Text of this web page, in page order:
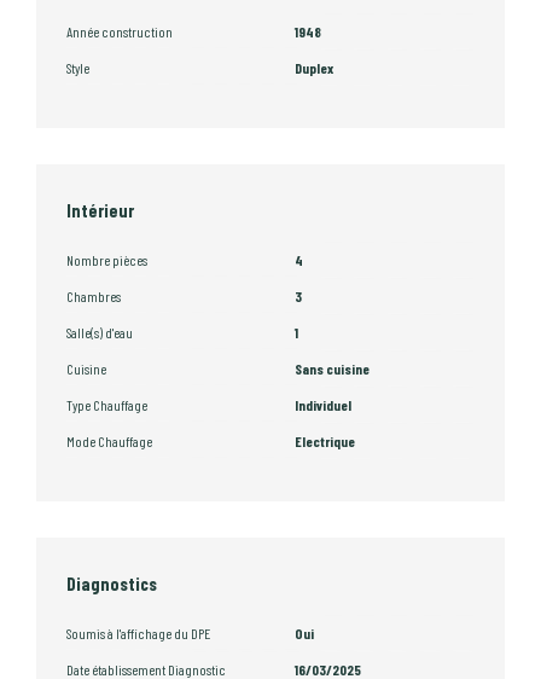
Année construction 1948
Style Duplex
Intérieur
Nombre pièces 4
Chambres 3
Salle(s) d'eau 1
Cuisine Sans cuisine
Type Chauffage Individuel
Mode Chauffage Electrique
Diagnostics
Soumis à l'affichage du DPE Oui
Date établissement Diagnostic
16/03/2025